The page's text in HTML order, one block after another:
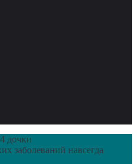
дочки
заболеваний навсегда